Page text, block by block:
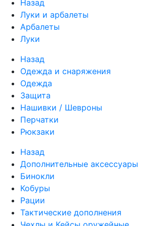
Назад
Луки и арбалеты
Арбалеты
Луки
Назад
Одежда и снаряжения
Одежда
Защита
Нашивки / Шевроны
Перчатки
Рюкзаки
Назад
Дополнительные аксессуары
Бинокли
Кобуры
Рации
Тактические дополнения